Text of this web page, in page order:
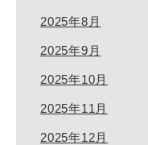
2025年8月
2025年9月
2025年10月
2025年11月
2025年12月